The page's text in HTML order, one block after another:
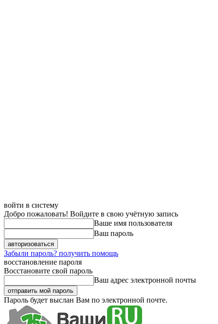
войти в систему
Добро пожаловать! Войдите в свою учётную запись
Ваше имя пользователя
Ваш пароль
Забыли пароль? получить помощь
восстановление пароля
Восстановите свой пароль
Ваш адрес электронной почты
Пароль будет выслан Вам по электронной почте.